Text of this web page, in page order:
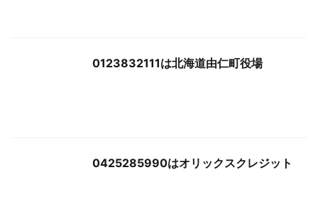
0123832111は北海道由仁町役場
0425285990はオリックスクレジット